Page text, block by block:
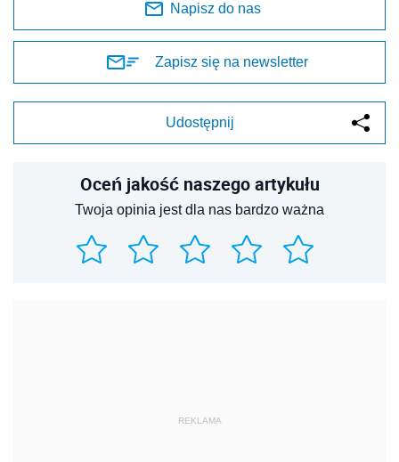
Napisz do nas
Zapisz się na newsletter
Udostępnij
Oceń jakość naszego artykułu
Twoja opinia jest dla nas bardzo ważna
REKLAMA